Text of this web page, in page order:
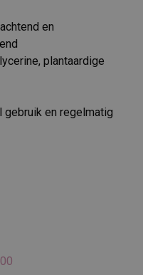
en
plantaardige
en regelmatig